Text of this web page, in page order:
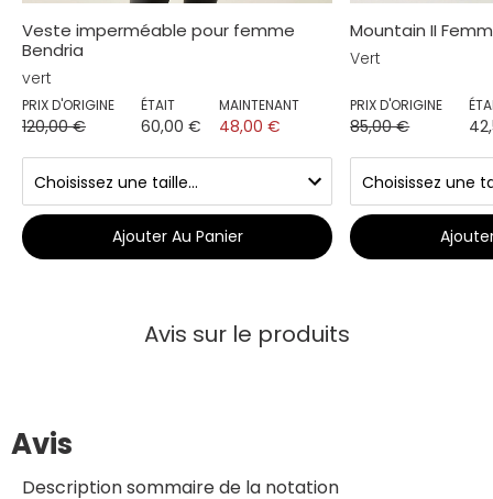
Veste imperméable pour femme
Bendria
vert
PRIX D'ORIGINE
120,00 €
ÉTAIT
60,00 €
MAINTENANT
48,00 €
Ajouter Au Panier
Mountain II
Vert
PRIX D'ORIGINE
85,00 €
Avis sur le produits